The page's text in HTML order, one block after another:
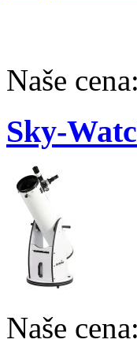
Naše cena:
Sky-
Naše cena: